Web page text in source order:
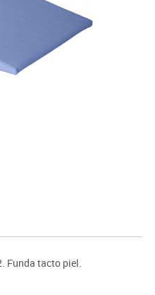
Funda tacto piel.